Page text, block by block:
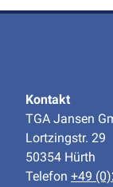
Kontakt
TGA Jansen
Lortzingstr. 29
50354 Hürth
Telefon +49